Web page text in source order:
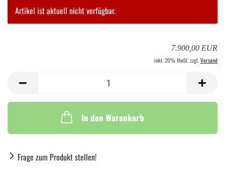
Artikel ist aktuell nicht verfügbar.
7.900,00 EUR
inkl. 20% MwSt. zzgl.Versand
In den Warenkorb
Frage zum Produkt stellen!